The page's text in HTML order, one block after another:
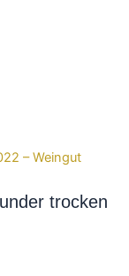
trocken